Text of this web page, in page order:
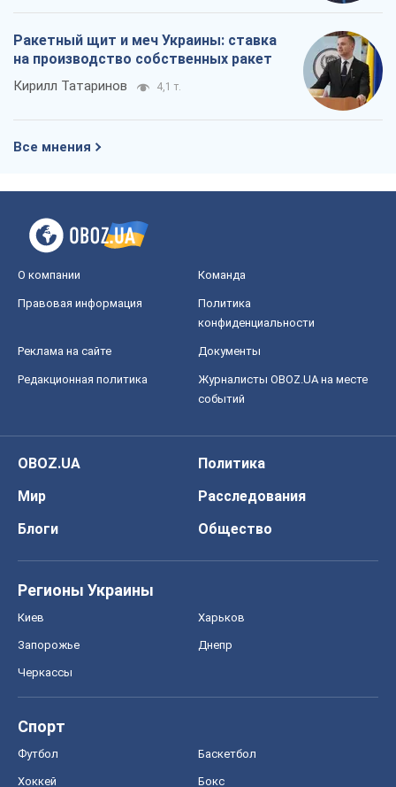
Ракетный щит и меч Украины: ставка
на производство собственных ракет
Кирилл Татаринов 4,1 т.
Все мнения
О компании Команда
Правовая информация
Политика
конфиденциальности
Реклама на сайте Документы
Редакционная политика
Журналисты OBOZ.UA на месте
событий
OBOZ.UA
Политика
Мир
Расследования
Блоги
Общество
Регионы Украины
Киев Харьков
Запорожье Днепр
Черкассы
Спорт
Футбол Баскетбол
Хоккей Бокс